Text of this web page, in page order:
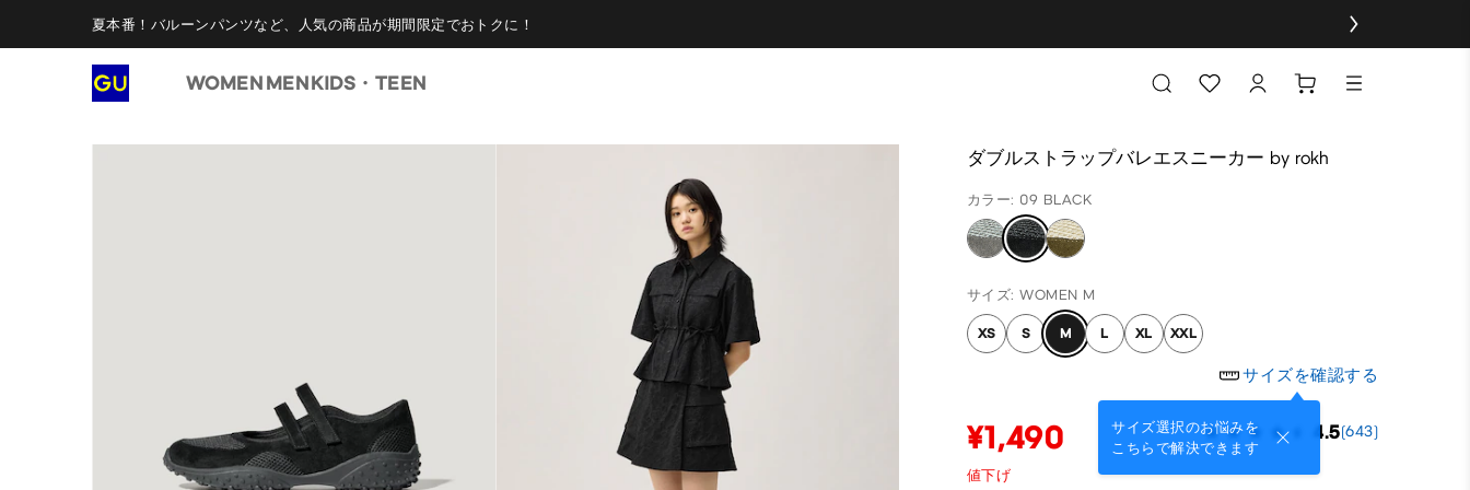
夏本番！バルーンパンツなど、人気の商品が期間限定でおトクに！
WOMEN MENKIDS・TEEN
ダブルストラップバレエスニーカー by rokh
カラー: 09 BLACK
サイズ: WOMEN M
XS S M L XL XXL
サイズを確認する
サイズ選択のお悩みを
こちらで解決できます
¥1,490 4.5(643)
値下げ